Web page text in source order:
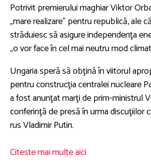
Potrivit premierului maghiar Viktor
„mare realizare” pentru republică, ale
străduiesc să asigure independenţa
„o vor face în cel mai neutru mod
Ungaria speră să obţină în viitorul
pentru construcţia centralei nucleare
a fost anunţat marţi de prim-ministrul
conferinţă de presă în urma discuţiilor
rus Vladimir Putin.
Citeste mai multe aici